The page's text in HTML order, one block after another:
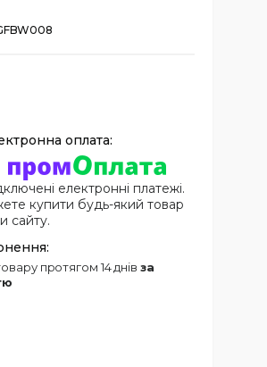
електронні платежі.
купити будь-який товар
сайту.
протягом 14 днів за